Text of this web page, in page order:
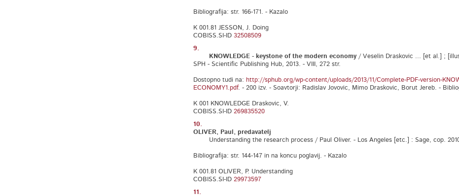
Bibliografija: str. 166-171. - Kazalo
K 001.81 JESSON, J. Doing
COBISS.SI-ID 32508509
9.
KNOWLEDGE - keystone of the modern economy/ Veselin Draskovic ... [et al.] ;
SPH - Scientific Publishing Hub, 2013. - VIII, 272 str.
Dostopno tudi na: http://sphub.org/wp-content/uploads/2013/11/Complete-PDF-version-
ECONOMY1.pdf. - 200 izv. - Soavtorji: Radislav Jovovic, Mimo Draskovic, Borut Jereb. -
K 001 KNOWLEDGE Draskovic, V.
COBISS.SI-ID 269835520
10.
OLIVER, Paul, predavatelj
Understanding the research process / Paul Oliver. - Los Angeles [etc.] : Sage, cop.
Bibliografija: str. 144-147 in na koncu poglavij. - Kazalo
K 001.81 OLIVER, P. Understanding
COBISS.SI-ID 29973597
11.